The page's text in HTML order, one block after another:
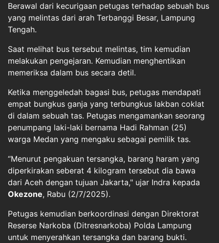
Berawal dari kecurigaan petugas terhadap sebuah bus
yang melintas dari arah Terbanggi Besar, Lampung
Tengah.
Saat melihat bus tersebut melintas, tim kemudian
melakukan pengejaran. Kemudian menghentikan
memeriksa dalam bus secara detil.
Ketika menggeledah bagasi bus, petugas mendapati
empat bungkus ganja yang terbungkus lakban coklat
di dalam sebuah tas. Petugas mengamankan seorang
penumpang laki-laki bernama Hadi Rahman (25)
warga Medan yang mengaku sebagai pemilik tas.
“Menurut pengakuan tersangka, barang haram yang
diperkirakan seberat 4 kilogram tersebut dia bawa
dari Aceh dengan tujuan Jakarta," ujar Indra kepada
Okezone, Rabu (2/7/2025).
Petugas kemudian berkoordinasi dengan Direktorat
Reserse Narkoba (Ditresnarkoba) Polda Lampung
untuk menyerahkan tersangka dan barang bukti.